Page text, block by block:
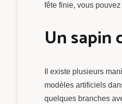
fête finie, vous
Un sapin
Il existe plusieurs
modèles artificiels
quelques branches